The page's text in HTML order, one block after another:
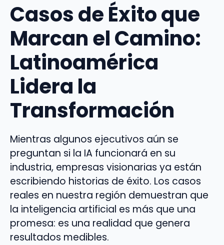
Casos de Éxito que
Marcan el Camino:
Latinoamérica
Lidera la
Transformación
Mientras algunos ejecutivos aún se
preguntan si la IA funcionará en su
industria, empresas visionarias ya están
escribiendo historias de éxito. Los casos
reales en nuestra región demuestran que
la inteligencia artificial es más que una
promesa: es una realidad que genera
resultados medibles.